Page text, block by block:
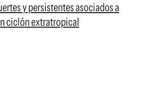
y persistentes asociados a
ciclón extratropical